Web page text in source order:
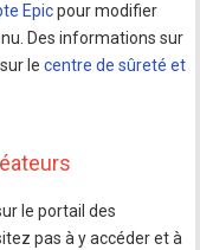
Epicpour modifier
Des informations sur
sur lecentre de sûreté et
le portail des
pas à y accéder et à